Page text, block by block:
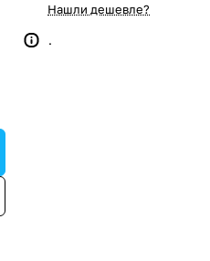
Нашли дешевле?
.